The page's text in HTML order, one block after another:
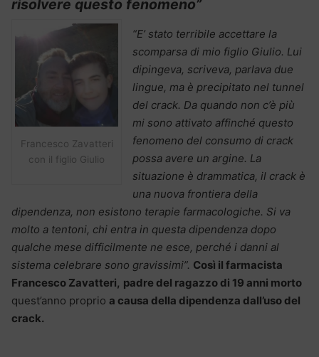
risolvere questo fenomeno”
Francesco Zavatteri
con il figlio Giulio
“E’ stato terribile accettare la
scomparsa di mio figlio Giulio. Lui
dipingeva, scriveva, parlava due
lingue, ma è precipitato nel tunnel
del crack. Da quando non c’è più
mi sono attivato affinché questo
fenomeno del consumo di crack
possa avere un argine. La
situazione è drammatica, il crack è
una nuova frontiera della
dipendenza, non esistono terapie farmacologiche. Si va
molto a tentoni, chi entra in questa dipendenza dopo
qualche mese difficilmente ne esce, perché i danni al
sistema celebrare sono gravissimi”. Così il farmacista
Francesco Zavatteri, padre del ragazzo di 19 anni morto
quest’anno proprio a causa della dipendenza dall’uso del
crack.